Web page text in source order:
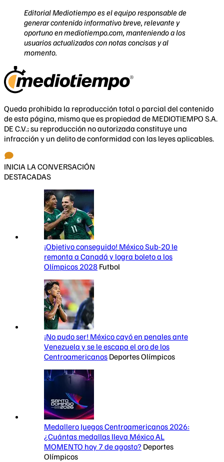
Editorial Mediotiempo es el equipo responsable de
generar contenido informativo breve, relevante y
oportuno en mediotiempo.com, manteniendo a los
usuarios actualizados con notas concisas y al
momento.
Queda prohibida la reproducción total o parcial del contenido
de esta página, mismo que es propiedad de MEDIOTIEMPO S.A.
DE C.V.; su reproducción no autorizada constituye una
infracción y un delito de conformidad con las leyes aplicables.
INICIA LA CONVERSACIÓN
DESTACADAS
¡Objetivo conseguido! México Sub-20 le
remonta a Canadá y logra boleto a los
Olímpicos 2028 Futbol
¡No pudo ser! México cayó en penales ante
Venezuela y se le escapa el oro de los
Centroamericanos Deportes Olímpicos
Medallero Juegos Centroamericanos 2026:
¿Cuántas medallas lleva México AL
MOMENTO hoy 7 de agosto? Deportes
Olímpicos